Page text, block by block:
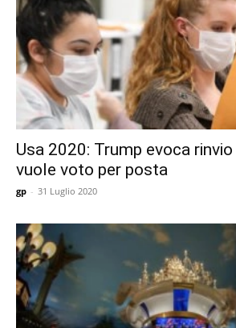
Usa 2020: Trump evoca
vuole voto per posta
gp - 31 Luglio 2020